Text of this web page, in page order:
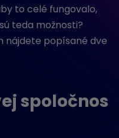
to celé fungovalo,
teda možnosti?
nájdete popísané dve
spoločnos